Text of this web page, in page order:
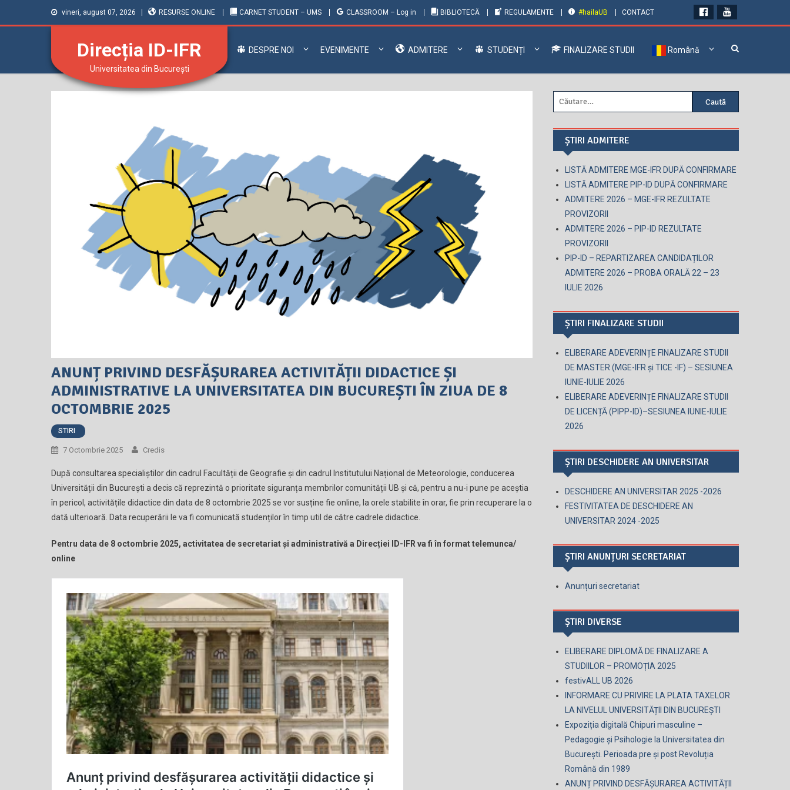
vineri, august 07, 2026 RESURSE ONLINE CARNET STUDENT – UMS CLASSROOM – Log in BIBLIOTECĂ REGULAMENTE #hailaUB CONTACT
Direcția ID-IFR
Universitatea din București
DESPRE NOI EVENIMENTE ADMITERE STUDENȚI FINALIZARE STUDII Română
ANUNȚ PRIVIND DESFĂȘURAREA ACTIVITĂȚII DIDACTICE ȘI
ADMINISTRATIVE LA UNIVERSITATEA DIN BUCUREȘTI ÎN ZIUA DE 8
OCTOMBRIE 2025
STIRI
7 Octombrie 2025 Credis
După consultarea specialiștilor din cadrul Facultății de Geografie și din cadrul Institutului Național de Meteorologie, conducerea
Universității din București a decis că reprezintă o prioritate siguranța membrilor comunității UB și că, pentru a nu-i pune pe aceștia
în pericol, activitățile didactice din data de 8 octombrie 2025 se vor susține fie online, la orele stabilite în orar, fie prin recuperare la o
dată ulterioară. Data recuperării le va fi comunicată studenților în timp util de către cadrele didactice.
Pentru data de 8 octombrie 2025, activitatea de secretariat și administrativă a Direcției ID-IFR va fi în format telemunca/
online
Caută
după:
ȘTIRI ADMITERE
LISTĂ ADMITERE MGE-IFR DUPĂ CONFIRMARE
LISTĂ ADMITERE PIP-ID DUPĂ CONFIRMARE
ADMITERE 2026 – MGE-IFR REZULTATE
PROVIZORII
ADMITERE 2026 – PIP-ID REZULTATE
PROVIZORII
PIP-ID – REPARTIZAREA CANDIDAȚILOR
ADMITERE 2026 – PROBA ORALĂ 22 – 23
IULIE 2026
ȘTIRI FINALIZARE STUDII
ELIBERARE ADEVERINȚE FINALIZARE STUDII
DE MASTER (MGE-IFR și TICE -IF) – SESIUNEA
IUNIE-IULIE 2026
ELIBERARE ADEVERINȚE FINALIZARE STUDII
DE LICENȚĂ (PIPP-ID)–SESIUNEA IUNIE-IULIE
2026
ȘTIRI DESCHIDERE AN UNIVERSITAR
DESCHIDERE AN UNIVERSITAR 2025 -2026
FESTIVITATEA DE DESCHIDERE AN
UNIVERSITAR 2024 -2025
ȘTIRI ANUNȚURI SECRETARIAT
Anunțuri secretariat
ȘTIRI DIVERSE
ELIBERARE DIPLOMĂ DE FINALIZARE A
STUDIILOR – PROMOȚIA 2025
festivALL UB 2026
INFORMARE CU PRIVIRE LA PLATA TAXELOR
LA NIVELUL UNIVERSITĂȚII DIN BUCUREȘTI
Expoziția digitală Chipuri masculine –
Pedagogie și Psihologie la Universitatea din
București. Perioada pre și post Revoluția
Română din 1989
ANUNȚ PRIVIND DESFĂȘURAREA ACTIVITĂȚII